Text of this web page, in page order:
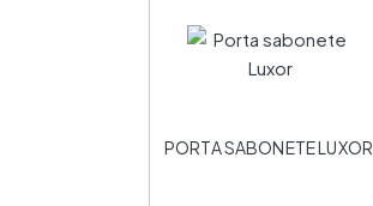
PORTA SABONETE LUXOR